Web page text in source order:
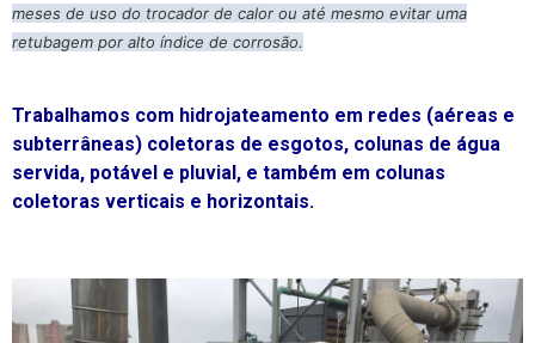
meses de uso do trocador de calor ou até mesmo evitar uma
retubagem por alto índice de corrosão.
Trabalhamos com hidrojateamento em redes (aéreas e
subterrâneas) coletoras de esgotos, colunas de água
servida, potável e pluvial, e também em colunas
coletoras verticais e horizontais.